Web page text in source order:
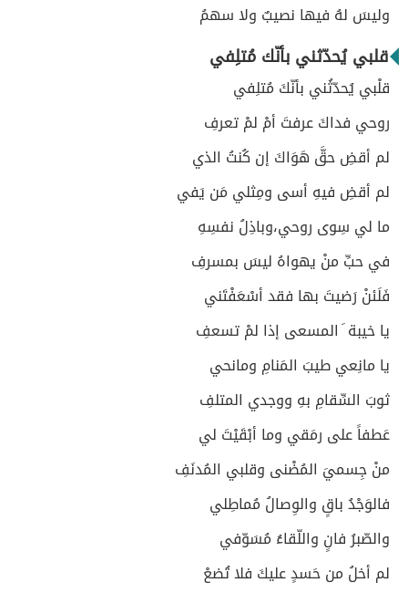
وليسَ لهُ فيها نصيبٌ ولا سهمُ
قلبي يُحدّثني بأنّك مُتلِفي
قلْبي يُحدّثُني بأنّكَ مُتلِفي
روحي فداكَ عرفتَ أمْ لمْ تعرفِ
لم أقضِ حقَّ هَوَاكَ إن كُنتُ الذي
لم أقضِ فيهِ أسى ومِثلي مَن يَفي
ما لي سِوى روحي،وباذِلُ نفسِهِ
في حبِّ منْ يهواهُ ليسَ بمسرفِ
فَلَئنْ رَضيتَ بها فقد أسْعَفْتَني
يا خيبة َ المسعى إذا لمْ تسعفِ
يا مانِعي طيبَ المَنامِ ومانحي
ثوبَ السِّقامِ بهِ ووجدي المتلفِ
عَطفاً على رمَقي وما أبْقَيْتَ لي
منْ جِسميَ المُضْنى وقلبي المُدنَفِ
فالوَجْدُ باقٍ والوِصالُ مُماطِلي
والصّبرُ فانٍ واللّقاءُ مُسَوّفي
لم أخلُ من حَسدٍ عليكَ فلا تُضعْ